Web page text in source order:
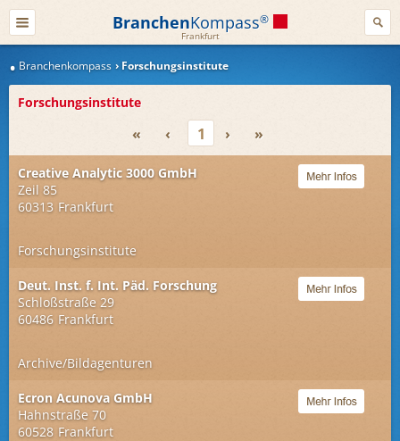
BranchenKompass®
Frankfurt
Branchenkompass Forschungsinstitute
Forschungsinstitute
« ‹ 1 › »
Creative Analytic 3000 GmbH
Zeil 85
60313 Frankfurt
Forschungsinstitute
Deut. Inst. f. Int. Päd. Forschung
Schloßstraße 29
60486 Frankfurt
Archive/Bildagenturen
Ecron Acunova GmbH
Hahnstraße 70
60528 Frankfurt